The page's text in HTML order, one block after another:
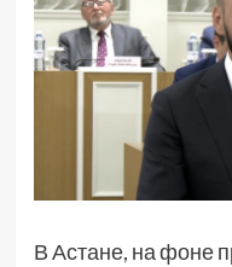
В Астане, на фоне